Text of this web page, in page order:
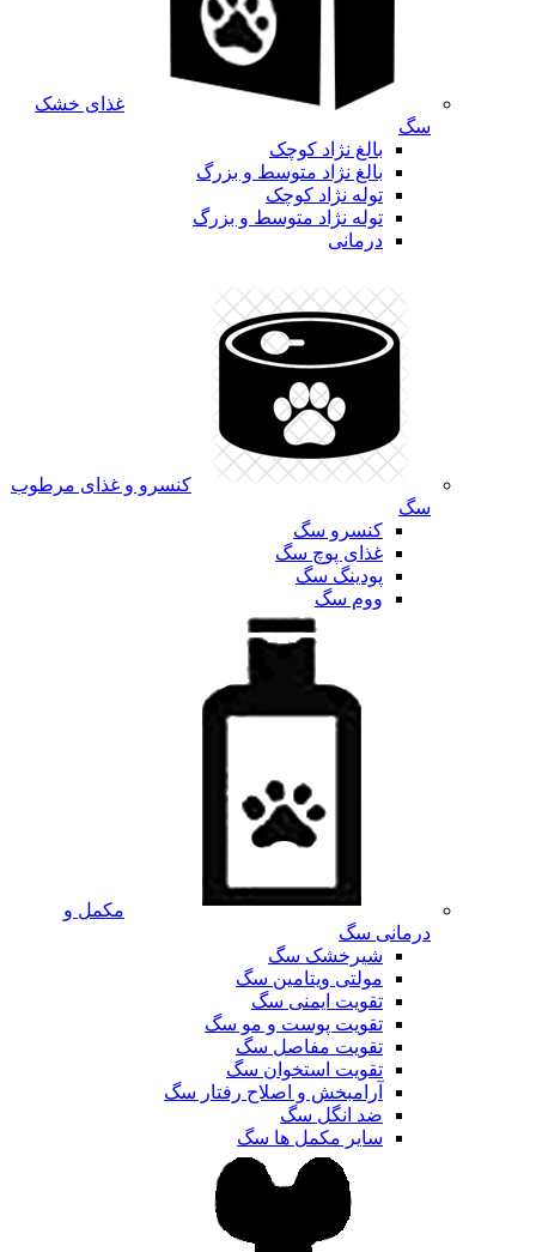
غذای خشک
سگ
بالغ نژاد کوچک
بالغ نژاد متوسط و بزرگ
توله نژاد کوچک
توله نژاد متوسط و بزرگ
درمانی
کنسرو و غذای مرطوب
سگ
کنسرو سگ
غذای پوچ سگ
پودینگ سگ
ووم سگ
مکمل و
درمانی سگ
شیرخشک سگ
مولتی ویتامین سگ
تقویت ایمنی سگ
تقویت پوست و مو سگ
تقویت مفاصل سگ
تقویت استخوان سگ
آرامبخش و اصلاح رفتار سگ
ضد انگل سگ
سایر مکمل ها سگ